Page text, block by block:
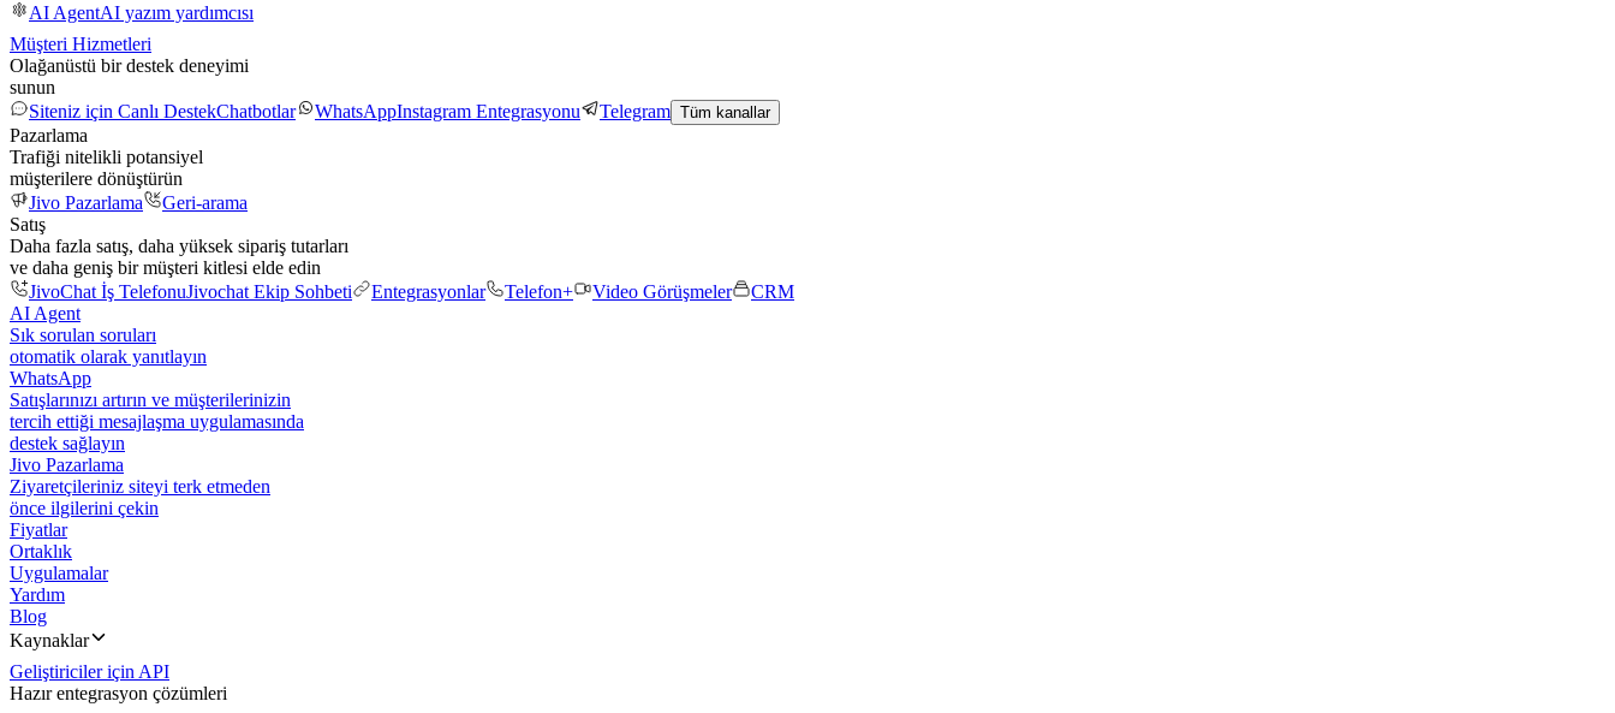
AI AgentAI yazım yardımcısı
Müşteri Hizmetleri
Olağanüstü bir destek deneyimi
sunun
Siteniz için Canlı DestekChatbotlar WhatsAppInstagram Entegrasyonu Telegram Tüm kanallar
Pazarlama
Trafiği nitelikli potansiyel
müşterilere dönüştürün
Jivo Pazarlama
Geri-arama
Satış
Daha fazla satış, daha yüksek sipariş tutarları
ve daha geniş bir müşteri kitlesi elde edin
JivoChat İş TelefonuJivochat Ekip Sohbeti Entegrasyonlar Telefon+ Video Görüşmeler
CRM
AI Agent
Sık sorulan soruları
otomatik olarak yanıtlayın
WhatsApp
Satışlarınızı artırın ve müşterilerinizin
tercih ettiği mesajlaşma uygulamasında
destek sağlayın
Jivo Pazarlama
Ziyaretçileriniz siteyi terk etmeden
önce ilgilerini çekin
Fiyatlar
Ortaklık
Uygulamalar
Yardım
Blog
Kaynaklar
Geliştiriciler için API
Hazır entegrasyon çözümleri